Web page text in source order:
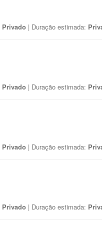
Privado | Duração estimada:
Privado | Duração estimada:
Privado | Duração estimada:
Privado | Duração estimada: